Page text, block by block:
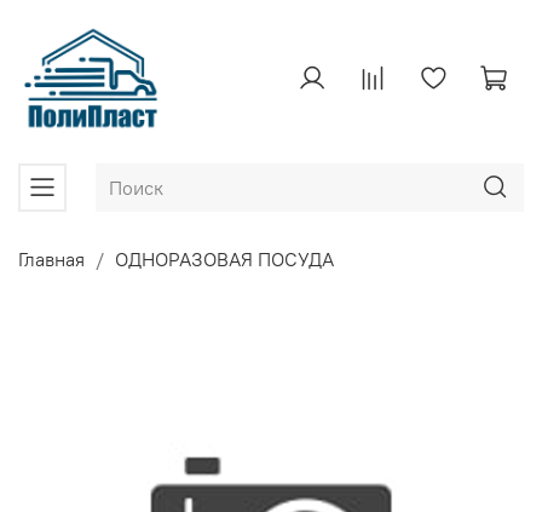
Главная ОДНОРАЗОВАЯ ПОСУДА